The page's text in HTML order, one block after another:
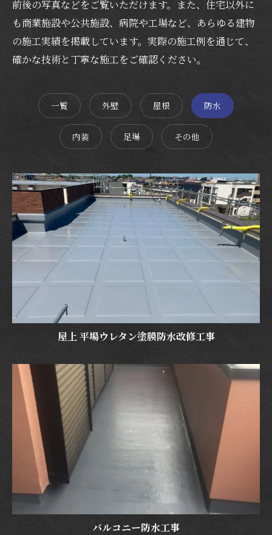
前後の写真などをご覧いただけます。また、住宅以外に
も商業施設や公共施設、病院や工場など、あらゆる建物
の施工実績を掲載しています。実際の施工例を通じて、
確かな技術と丁寧な施工をご確認ください。
一覧 外壁 屋根 防水
内装 足場 その他
屋上 平場ウレタン塗膜防水改修工事
バルコニー防水工事